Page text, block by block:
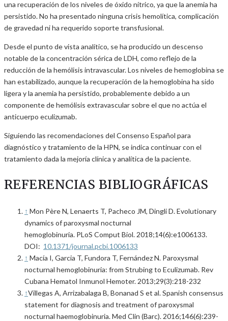
una recuperación de los niveles de óxido nítrico, ya que la anemia ha
persistido. No ha presentado ninguna crisis hemolítica, complicación
de gravedad ni ha requerido soporte transfusional.
Desde el punto de vista analítico, se ha producido un descenso
notable de la concentración sérica de LDH, como reflejo de la
reducción de la hemólisis intravascular. Los niveles de hemoglobina se
han estabilizado, aunque la recuperación de la hemoglobina ha sido
ligera y la anemia ha persistido, probablemente debido a un
componente de hemólisis extravascular sobre el que no actúa el
anticuerpo eculizumab.
Siguiendo las recomendaciones del Consenso Español para
diagnóstico y tratamiento de la HPN, se indica continuar con el
tratamiento dada la mejoría clínica y analítica de la paciente.
REFERENCIAS BIBLIOGRÁFICAS
↑ Mon Père N, Lenaerts T, Pacheco JM, Dingli D. Evolutionary
dynamics of paroxysmal nocturnal
hemoglobinuria. PLoS Comput Biol. 2018;14(6):e1006133.
DOI: 10.1371/journal.pcbi.1006133
↑ Macía I, Garcia T, Fundora T, Fernández N. Paroxysmal
nocturnal hemoglobinuria: from Strubing to Eculizumab. Rev
Cubana Hematol Inmunol Hemoter. 2013;29(3):218-232
↑Villegas A, Arrizabalaga B, Bonanad S et al. Spanish consensus
statement for diagnosis and treatment of paroxysmal
nocturnal haemoglobinuria. Med Clin (Barc). 2016;146(6):239-